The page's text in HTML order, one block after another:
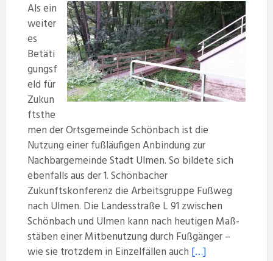
Als ein
weiter
es
Betäti
gungsf
eld für
Zukun
ftsthe
men der Ortsgemeinde Schönbach ist die
Nutzung einer fußläufigen Anbindung zur
Nachbargemeinde Stadt Ulmen. So bildete sich
ebenfalls aus der 1. Schönbacher
Zukunftskonferenz die Arbeitsgruppe Fußweg
nach Ulmen. Die Landesstraße L 91 zwischen
Schönbach und Ulmen kann nach heutigen Maß-
stäben einer Mitbenutzung durch Fußgänger –
wie sie trotzdem in Einzelfällen auch […]